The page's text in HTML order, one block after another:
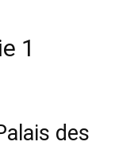
1
des